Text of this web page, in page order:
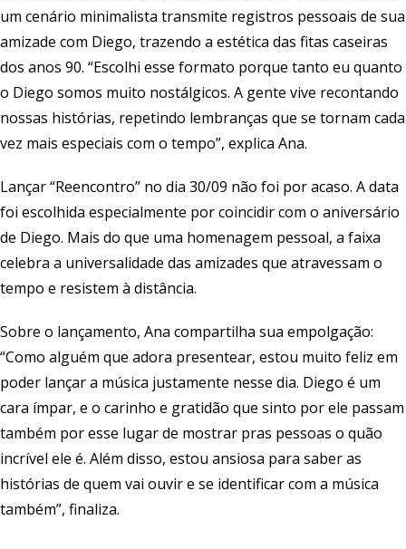
um cenário minimalista transmite registros pessoais de sua
amizade com Diego, trazendo a estética das fitas caseiras
dos anos 90. “Escolhi esse formato porque tanto eu quanto
o Diego somos muito nostálgicos. A gente vive recontando
nossas histórias, repetindo lembranças que se tornam cada
vez mais especiais com o tempo”, explica Ana.
Lançar “Reencontro” no dia 30/09 não foi por acaso. A data
foi escolhida especialmente por coincidir com o aniversário
de Diego. Mais do que uma homenagem pessoal, a faixa
celebra a universalidade das amizades que atravessam o
tempo e resistem à distância.
Sobre o lançamento, Ana compartilha sua empolgação:
“Como alguém que adora presentear, estou muito feliz em
poder lançar a música justamente nesse dia. Diego é um
cara ímpar, e o carinho e gratidão que sinto por ele passam
também por esse lugar de mostrar pras pessoas o quão
incrível ele é. Além disso, estou ansiosa para saber as
histórias de quem vai ouvir e se identificar com a música
também”, finaliza.